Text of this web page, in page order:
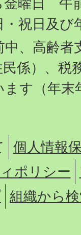
金曜日 午
祝日及び
、高齢者
係）、税
す（年末
個人情報
ポリシー
組織から